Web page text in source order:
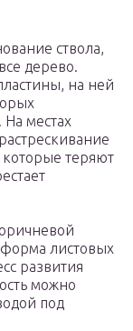
ствола,
дерево.
на ней
местах
теряют
листовых
развития
можно
под